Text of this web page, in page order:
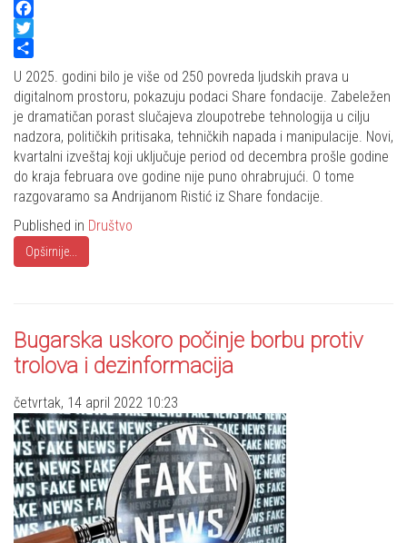
Facebook
Twitter
Share
U 2025. godini bilo je više od 250 povreda ljudskih prava u
digitalnom prostoru, pokazuju podaci Share fondacije. Zabeležen
je dramatičan porast slučajeva zloupotrebe tehnologija u cilju
nadzora, političkih pritisaka, tehničkih napada i manipulacije. Novi,
kvartalni izveštaj koji uključuje period od decembra prošle godine
do kraja februara ove godine nije puno ohrabrujući. O tome
razgovaramo sa Andrijanom Ristić iz Share fondacije.
Published in Društvo
Opširnije...
Bugarska uskoro počinje borbu protiv
trolova i dezinformacija
četvrtak, 14 april 2022 10:23